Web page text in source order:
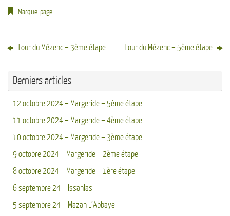
Marque-page.
Tour du Mézenc – 3ème étape Tour du Mézenc – 5ème étape
Derniers articles
12 octobre 2024 – Margeride – 5ème étape
11 octobre 2024 – Margeride – 4ème étape
10 octobre 2024 – Margeride – 3ème étape
9 octobre 2024 – Margeride – 2ème étape
8 octobre 2024 – Margeride – 1ère étape
6 septembre 24 – Issanlas
5 septembre 24 – Mazan L’Abbaye